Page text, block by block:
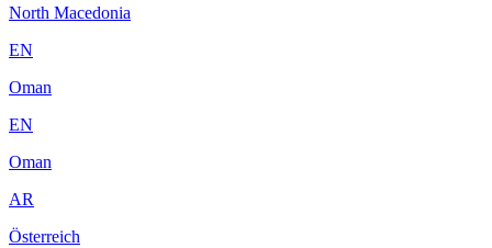
North Macedonia
EN
Oman
EN
Oman
AR
Österreich